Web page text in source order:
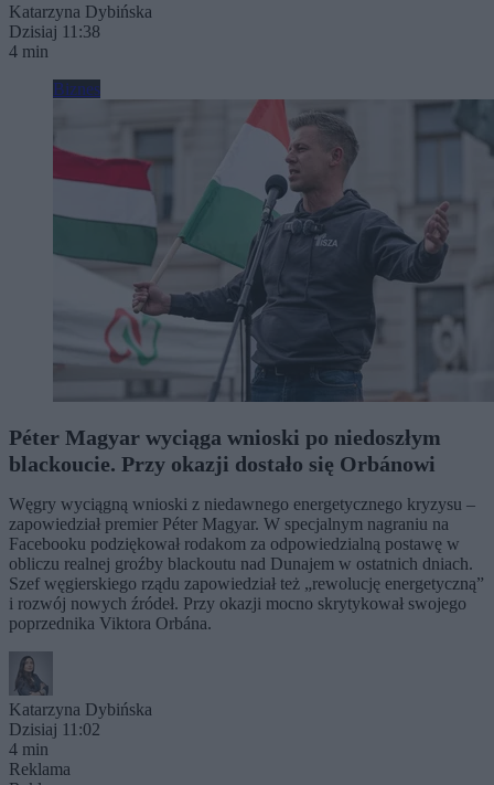
Katarzyna Dybińska
Dzisiaj 11:38
4 min
Biznes
Péter Magyar wyciąga wnioski po niedoszłym
blackoucie. Przy okazji dostało się Orbánowi
Węgry wyciągną wnioski z niedawnego energetycznego kryzysu –
zapowiedział premier Péter Magyar. W specjalnym nagraniu na
Facebooku podziękował rodakom za odpowiedzialną postawę w
obliczu realnej groźby blackoutu nad Dunajem w ostatnich dniach.
Szef węgierskiego rządu zapowiedział też „rewolucję energetyczną”
i rozwój nowych źródeł. Przy okazji mocno skrytykował swojego
poprzednika Viktora Orbána.
Katarzyna Dybińska
Dzisiaj 11:02
4 min
Reklama